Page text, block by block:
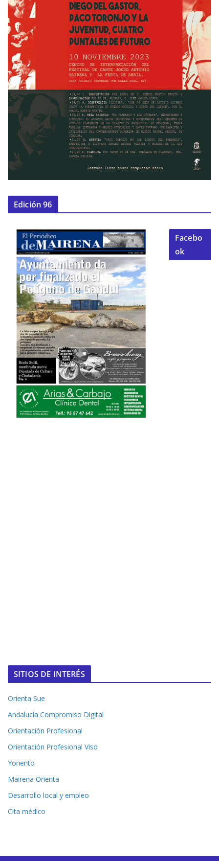
Edición 96
Facebo
ok
SITIOS DE INTERÉS
Orienta Sue
Andalucía Compromiso Digital
Orientación Profesional
Orientación Profesional Viso
Yoriento
Mairena Orienta
Desarrollo local y empleo
Cita médico